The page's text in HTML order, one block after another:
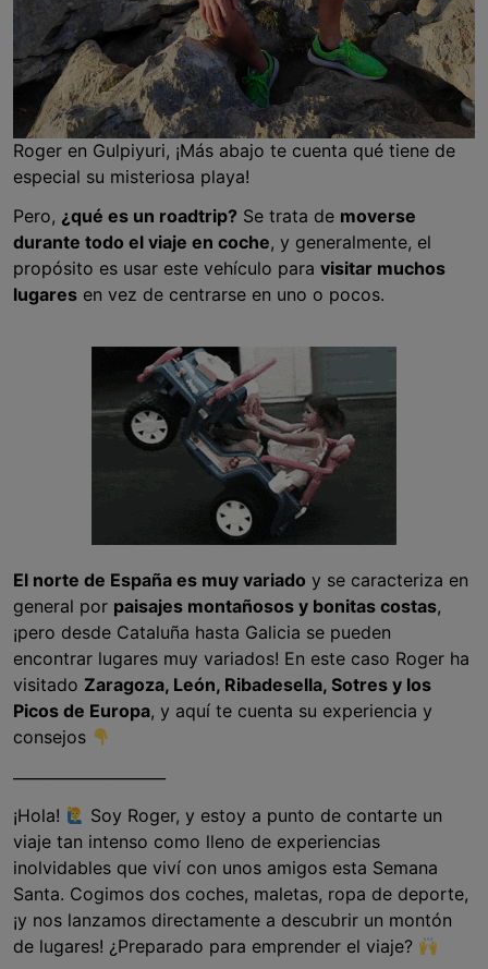
Roger en Gulpiyuri, ¡Más abajo te cuenta qué tiene de
especial su misteriosa playa!
Pero, ¿qué es un roadtrip? Se trata de moverse
durante todo el viaje en coche, y generalmente, el
propósito es usar este vehículo para visitar muchos
lugares en vez de centrarse en uno o pocos.
El norte de España es muy variado y se caracteriza en
general por paisajes montañosos y bonitas costas,
¡pero desde Cataluña hasta Galicia se pueden
encontrar lugares muy variados! En este caso Roger ha
visitado Zaragoza, León, Ribadesella, Sotres y los
Picos de Europa, y aquí te cuenta su experiencia y
consejos
¡Hola!
Soy Roger, y estoy a punto de contarte un
viaje tan intenso como lleno de experiencias
inolvidables que viví con unos amigos esta Semana
Santa. Cogimos dos coches, maletas, ropa de deporte,
¡y nos lanzamos directamente a descubrir un montón
de lugares! ¿Preparado para emprender el viaje?